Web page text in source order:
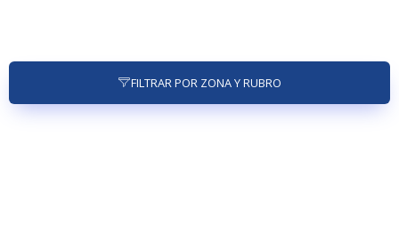
FILTRAR POR ZONA Y RUBRO